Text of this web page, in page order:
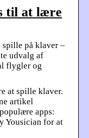
til at lære
spille på klaver –
udvalg af
flygler og
at spille klaver.
artikel
apps:
Yousician for at